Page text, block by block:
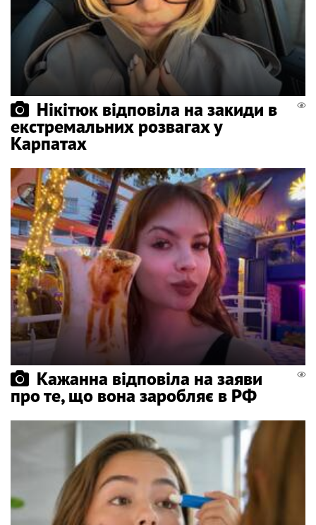
Нікітюк відповіла на закиди в
екстремальних розвагах у
Карпатах
Кажанна відповіла на заяви
про те, що вона заробляє в РФ